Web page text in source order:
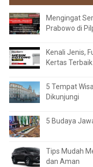
Mengingat
Prabowo di
Kenali Jenis,
Kertas
5 Tempat
Dikunjungi
5 Budaya
Tips Mudah
dan Aman